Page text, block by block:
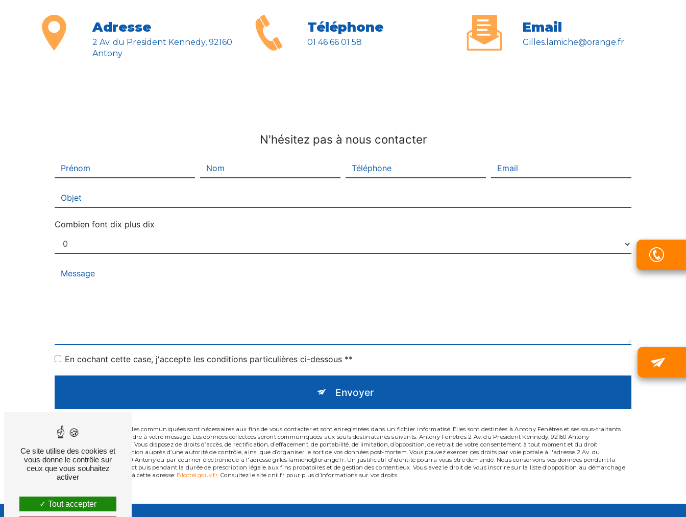
Adresse
2 Av. du President Kennedy, 92160
Antony
Téléphone
01 46 66 01 58
Email
gilles.lamiche@orange.fr
N'hésitez pas à nous contacter
Combien font dix plus dix
En cochant cette case, j'accepte les conditions particulières ci-dessous **
Envoyer
** Les données personnelles communiquées sont nécessaires aux fins de vous contacter et sont enregistrées dans un fichier informatisé. Elles sont destinées à Antony Fenêtres et ses sous-traitants
dans le seul but de répondre à votre message. Les données collectées seront communiquées aux seuls destinataires suivants: Antony Fenêtres 2 Av. du President Kennedy, 92160 Antony
gilles.lamiche@orange.fr. Vous disposez de droits d’accès, de rectification, d’effacement, de portabilité, de limitation, d’opposition, de retrait de votre consentement à tout moment et du droit
d’introduire une réclamation auprès d’une autorité de contrôle, ainsi que d’organiser le sort de vos données post-mortem. Vous pouvez exercer ces droits par voie postale à l'adresse 2 Av. du
President Kennedy, 92160 Antony ou par courrier électronique à l'adresse gilles.lamiche@orange.fr. Un justificatif d'identité pourra vous être demandé. Nous conservons vos données pendant la
période de prise de contact puis pendant la durée de prescription légale aux fins probatoires et de gestion des contentieux. Vous avez le droit de vous inscrire sur la liste d'opposition au démarchage
téléphonique, disponible à cette adresse:
Bloctel.gouv.fr. Consultez le site cnil.fr pour plus d’informations sur vos droits.
Ce site utilise des cookies et
vous donne le contrôle sur
ceux que vous souhaitez
activer
Tout accepter